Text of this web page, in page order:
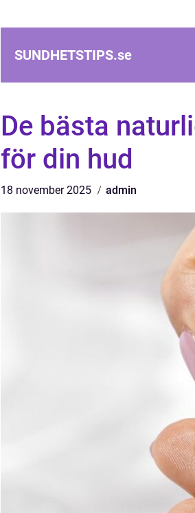
SUNDHETSTIPS.se
De bästa
för din hud
18 november 2025 admin